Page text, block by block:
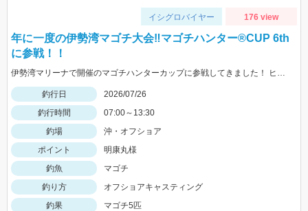
イシグロバイヤー 176 view
年に一度の伊勢湾マゴチ大会‼マゴチハンター®︎CUP 6th
に参戦！！
釣行日
2026/07/26
釣行時間
07:00～13:30
釣場
沖・オフショア
ポイント
明康丸様
釣魚
マゴチ
釣り方
オフショアキャスティング
釣果
マゴチ5匹